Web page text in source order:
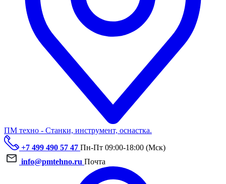
ПМ техно - Станки, инструмент, оснастка.
+7 499 490 57 47 Пн-Пт 09:00-18:00 (Мск)
info@pmtehno.ru Почта